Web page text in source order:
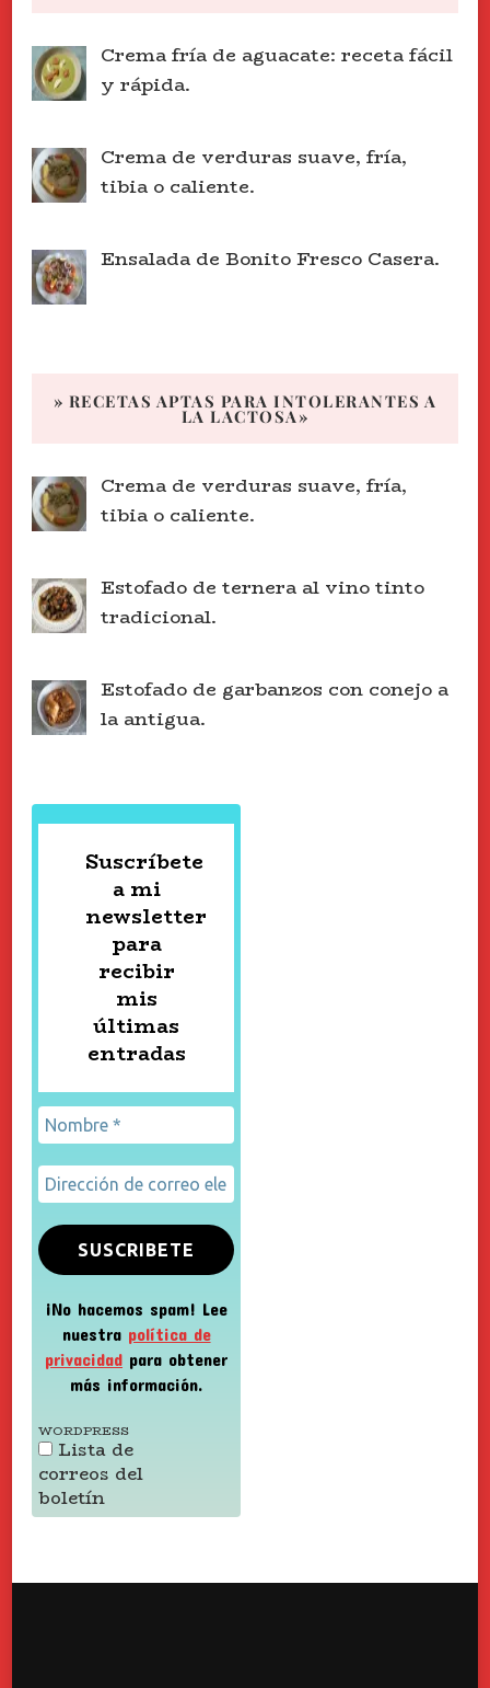
Crema fría de aguacate: receta fácil
y rápida.
Crema de verduras suave, fría,
tibia o caliente.
Ensalada de Bonito Fresco Casera.
» RECETAS APTAS PARA INTOLERANTES A
LA LACTOSA»
Crema de verduras suave, fría,
tibia o caliente.
Estofado de ternera al vino tinto
tradicional.
Estofado de garbanzos con conejo a
la antigua.
Suscríbete
a mi
newsletter
para
recibir
mis
últimas
entradas
¡No hacemos spam! Lee
nuestra política de
privacidad para obtener
más información.
WORDPRESS
Lista de
correos del
boletín